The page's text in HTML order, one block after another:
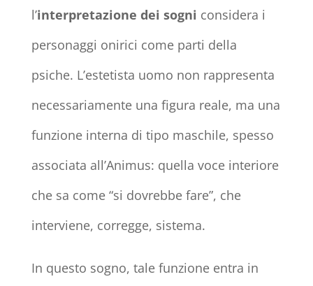
l’interpretazione dei sogni considera i
personaggi onirici come parti della
psiche. L’estetista uomo non rappresenta
necessariamente una figura reale, ma una
funzione interna di tipo maschile, spesso
associata all’Animus: quella voce interiore
che sa come “si dovrebbe fare”, che
interviene, corregge, sistema.
In questo sogno, tale funzione entra in